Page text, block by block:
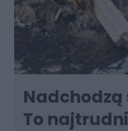
Nadchodzą
To